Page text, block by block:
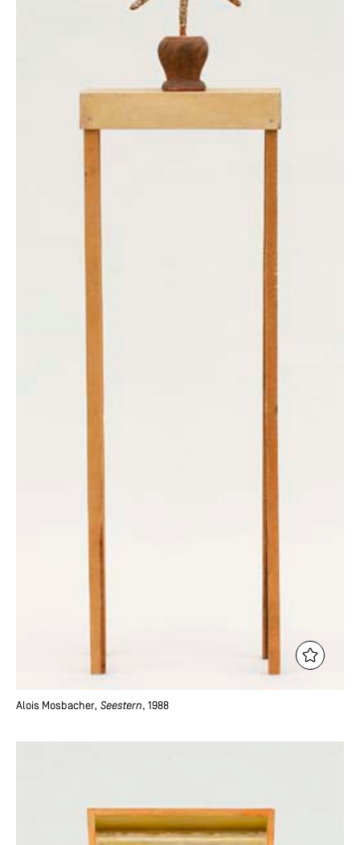
Alois Mosbacher, Seestern, 1988